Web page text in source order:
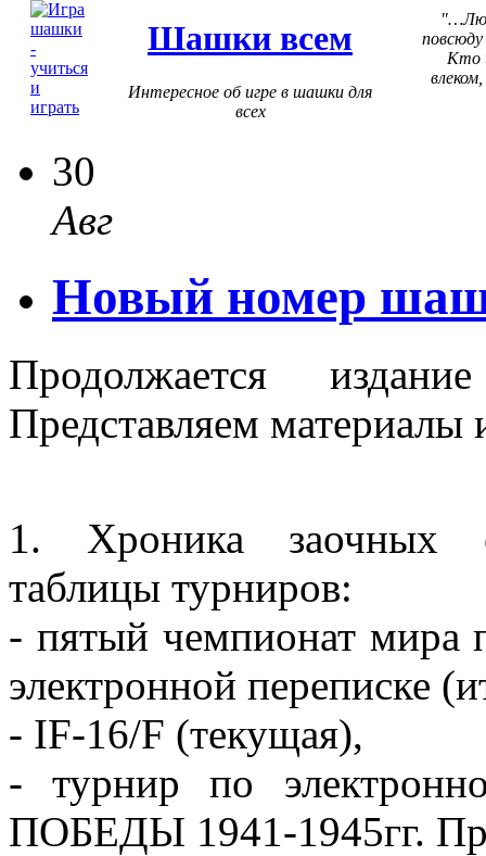
Шашки всем
Интересное об игре в шашки для
всех
Кто
30
Авг
Новый номер
Продолжается
Представляем
1. Хроника заочных
таблицы турниров:
- пятый чемпионат
электронной переписке
- IF-16/F (текущая),
- турнир по
ПОБЕДЫ 1941-1945гг.